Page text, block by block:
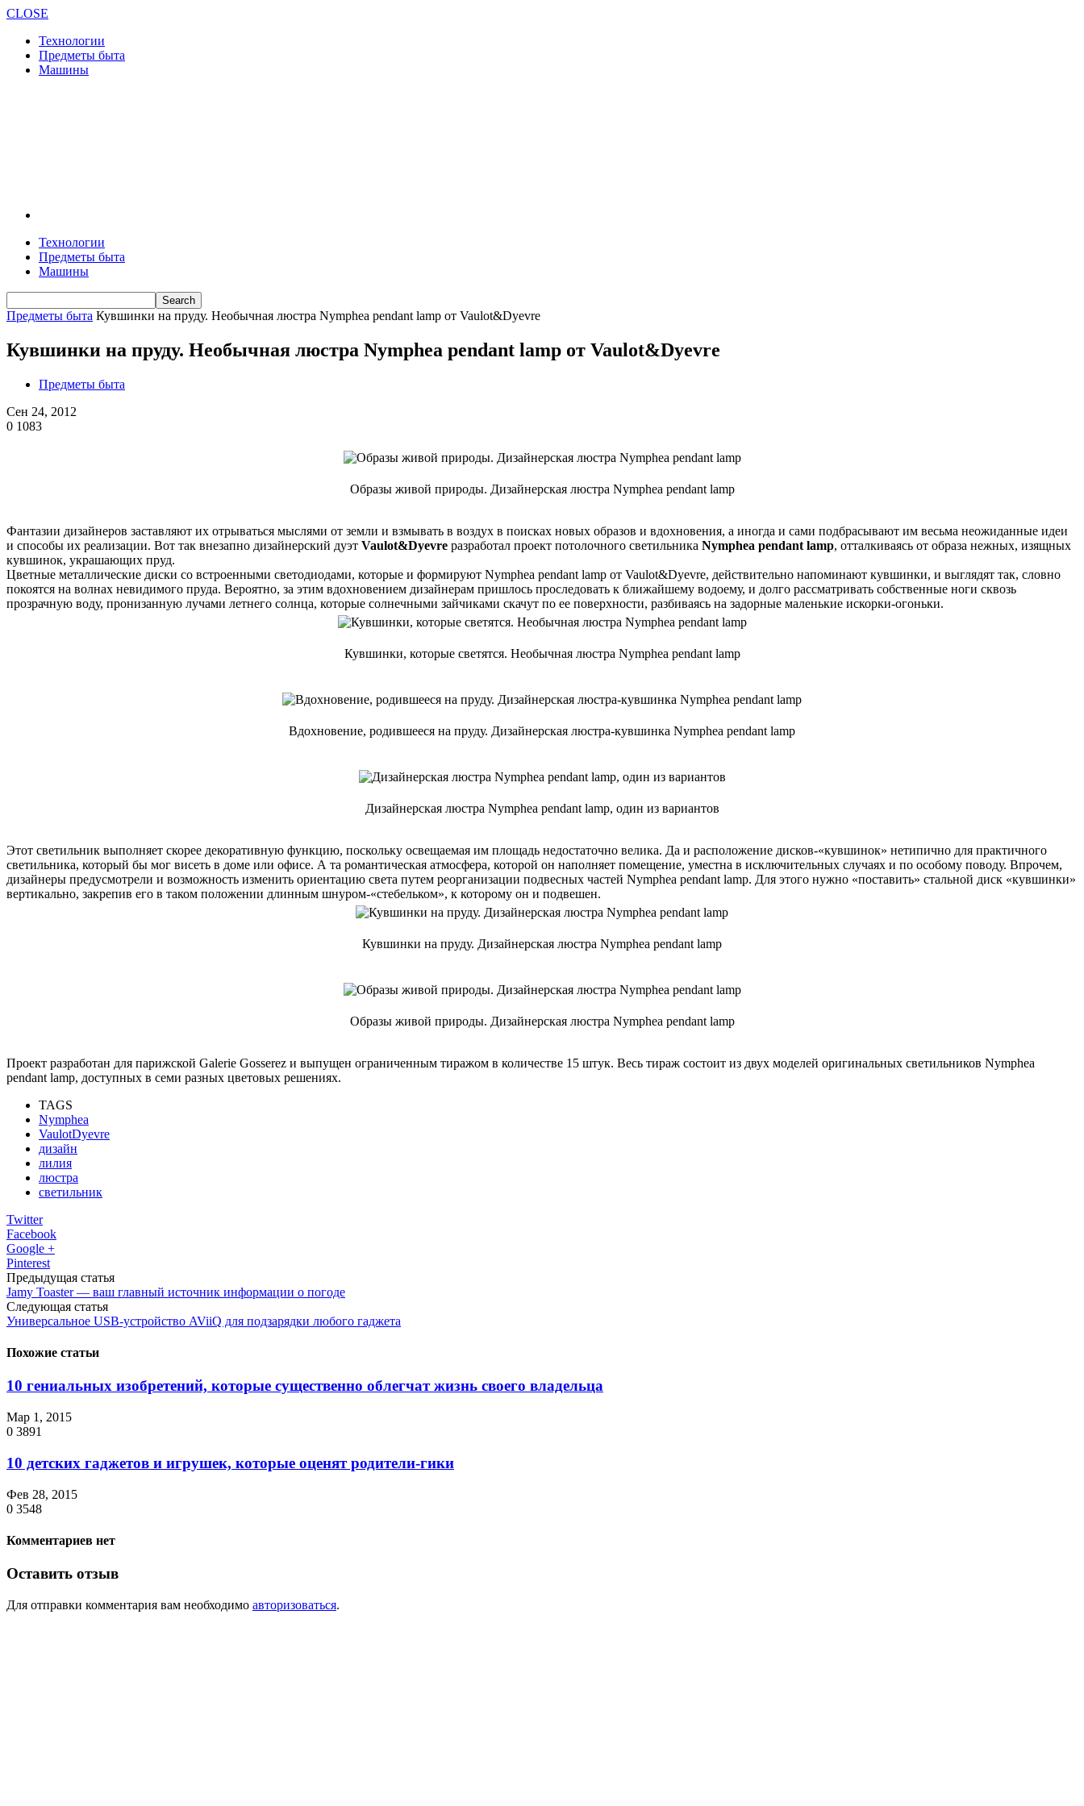
CLOSE
Технологии
Предметы быта
Машины
Технологии
Предметы быта
Машины
Предметы быта Кувшинки на пруду. Необычная люстра Nymphea pendant lamp от Vaulot&Dyevre
Кувшинки на пруду. Необычная люстра Nymphea pendant lamp от Vaulot&Dyevre
Предметы быта
Сен 24, 2012
0 1083
Образы живой природы. Дизайнерская люстра Nymphea pendant lamp
Фантазии дизайнеров заставляют их отрываться мыслями от земли и взмывать в воздух в поисках новых образов и вдохновения, а иногда и сами подбрасывают им весьма неожиданные идеи
и способы их реализации. Вот так внезапно дизайнерский дуэт Vaulot&Dyevre разработал проект потолочного светильника Nymphea pendant lamp, отталкиваясь от образа нежных, изящных
кувшинок, украшающих пруд.
Цветные металлические диски со встроенными светодиодами, которые и формируют Nymphea pendant lamp от Vaulot&Dyevre, действительно напоминают кувшинки, и выглядят так, словно
покоятся на волнах невидимого пруда. Вероятно, за этим вдохновением дизайнерам пришлось проследовать к ближайшему водоему, и долго рассматривать собственные ноги сквозь
прозрачную воду, пронизанную лучами летнего солнца, которые солнечными зайчиками скачут по ее поверхности, разбиваясь на задорные маленькие искорки-огоньки.
Кувшинки, которые светятся. Необычная люстра Nymphea pendant lamp
Вдохновение, родившееся на пруду. Дизайнерская люстра-кувшинка Nymphea pendant lamp
Дизайнерская люстра Nymphea pendant lamp, один из вариантов
Этот светильник выполняет скорее декоративную функцию, поскольку освещаемая им площадь недостаточно велика. Да и расположение дисков-«кувшинок» нетипично для практичного
светильника, который бы мог висеть в доме или офисе. А та романтическая атмосфера, которой он наполняет помещение, уместна в исключительных случаях и по особому поводу. Впрочем,
дизайнеры предусмотрели и возможность изменить ориентацию света путем реорганизации подвесных частей Nymphea pendant lamp. Для этого нужно «поставить» стальной диск «кувшинки»
вертикально, закрепив его в таком положении длинным шнуром-«стебельком», к которому он и подвешен.
Кувшинки на пруду. Дизайнерская люстра Nymphea pendant lamp
Образы живой природы. Дизайнерская люстра Nymphea pendant lamp
Проект разработан для парижской Galerie Gosserez и выпущен ограниченным тиражом в количестве 15 штук. Весь тираж состоит из двух моделей оригинальных светильников Nymphea
pendant lamp, доступных в семи разных цветовых решениях.
TAGS
Nymphea
VaulotDyevre
дизайн
лилия
люстра
светильник
Twitter
Facebook
Google +
Pinterest
Предыдущая статья
Jamy Toaster — ваш главный источник информации о погоде
Следующая статья
Универсальное USB-устройство AViiQ для подзарядки любого гаджета
Похожие статьи
10 гениальных изобретений, которые существенно облегчат жизнь своего владельца
Мар 1, 2015
0 3891
10 детских гаджетов и игрушек, которые оценят родители-гики
Фев 28, 2015
0 3548
Комментариев нет
Оставить отзыв
Для отправки комментария вам необходимо авторизоваться.